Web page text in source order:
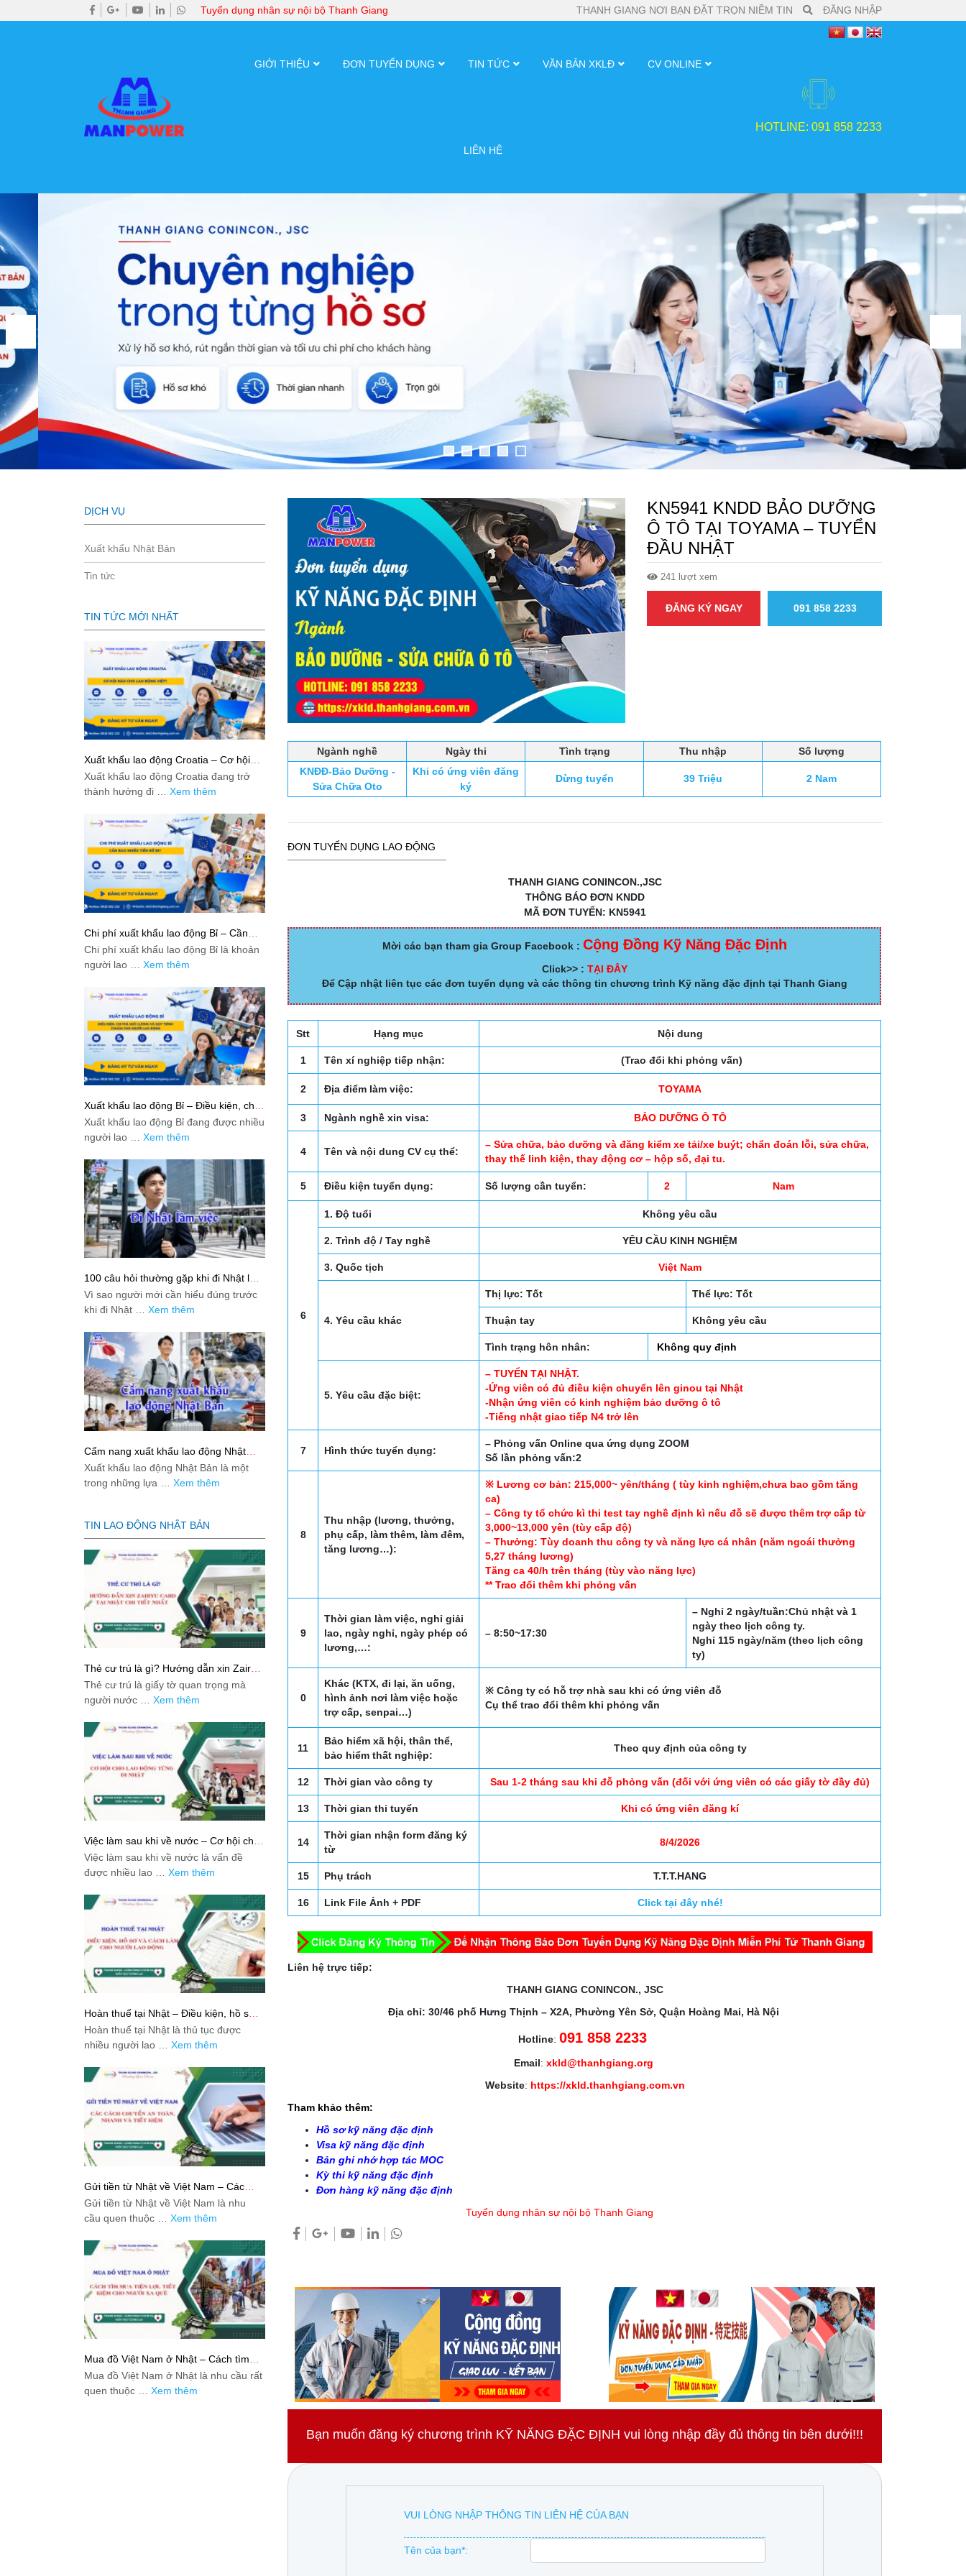
Tuyển dụng nhân sự nội bộ Thanh Giang THANH GIANG NƠI BẠN ĐẶT TRỌN NIỀM TIN ĐĂNG NHẬP
GIỚI THIỆU ĐƠN TUYỂN DỤNG TIN TỨC VĂN BẢN XKLĐ CV ONLINE
LIÊN HỆ
HOTLINE: 091 858 2233
KN5941 KNDD BẢO DƯỠNG
Ô TÔ TẠI TOYAMA – TUYỂN
ĐẦU NHẬT
241 lượt xem
ĐĂNG KÝ NGAY 091 858 2233
Ngành nghề Ngày thi Tình trạng Thu nhập
Số lượng
KNĐĐ-Bảo Dưỡng -
Sửa Chữa Oto
Khi có ứng viên đăng
ký
Dừng tuyển 39 Triệu 2 Nam
ĐƠN TUYỂN DỤNG LAO ĐỘNG
THANH GIANG CONINCON.,JSC
THÔNG BÁO ĐƠN KNDD
MÃ ĐƠN TUYỂN: KN5941
Mời các bạn tham gia Group Facebook : Cộng Đồng Kỹ Năng Đặc Định
Click>> : TẠI ĐÂY
Để Cập nhật liên tục các đơn tuyển dụng và các thông tin chương trình Kỹ năng đặc định tại Thanh Giang
Stt Hạng mục Nội dung
1 Tên xí nghiệp tiếp nhận: (Trao đổi khi phỏng vấn)
2 Địa điểm làm việc: TOYAMA
3 Ngành nghề xin visa: BẢO DƯỠNG Ô TÔ
4 Tên và nội dung CV cụ thể:
– Sửa chữa, bảo dưỡng và đăng kiểm xe tải/xe buýt; chẩn đoán lỗi, sửa chữa,
thay thế linh kiện, thay động cơ – hộp số, đại tu.
5 Điều kiện tuyển dụng: Số lượng cần tuyển: 2 Nam
6
1. Độ tuổi Không yêu cầu
2. Trình độ / Tay nghề YÊU CẦU KINH NGHIỆM
3. Quốc tịch Việt Nam
4. Yêu cầu khác
Thị lực: Tốt Thể lực: Tốt
Thuận tay Không yêu cầu
Tình trạng hôn nhân: Không quy định
5. Yêu cầu đặc biệt:
– TUYỂN TẠI NHẬT.
-Ứng viên có đủ điều kiện chuyển lên ginou tại Nhật
-Nhận ứng viên có kinh nghiệm bảo dưỡng ô tô
-Tiếng nhật giao tiếp N4 trở lên
7 Hình thức tuyển dụng:
– Phỏng vấn Online qua ứng dụng ZOOM
Số lần phỏng vấn:2
8
Thu nhập (lương, thưởng,
phụ cấp, làm thêm, làm đêm,
tăng lương…):
※ Lương cơ bản: 215,000~ yên/tháng ( tùy kinh nghiệm,chưa bao gồm tăng
ca)
– Công ty tổ chức kì thi test tay nghề định kì nếu đỗ sẽ được thêm trợ cấp từ
3,000~13,000 yên (tùy cấp độ)
– Thưởng: Tùy doanh thu công ty và năng lực cá nhân (năm ngoái thưởng
5,27 tháng lương)
Tăng ca 40/h trên tháng (tùy vào năng lực)
** Trao đổi thêm khi phỏng vấn
9
Thời gian làm việc, nghỉ giải
lao, ngày nghỉ, ngày phép có
lương,…:
– 8:50~17:30
– Nghỉ 2 ngày/tuần:Chủ nhật và 1
ngày theo lịch công ty.
Nghỉ 115 ngày/năm (theo lịch công
ty)
0
Khác (KTX, đi lại, ăn uống,
hình ảnh nơi làm việc hoặc
trợ cấp, senpai…)
※ Công ty có hỗ trợ nhà sau khi có ứng viên đỗ
Cụ thể trao đổi thêm khi phỏng vấn
11
Bảo hiểm xã hội, thân thể,
bảo hiểm thất nghiệp:
Theo quy định của công ty
12 Thời gian vào công ty Sau 1-2 tháng sau khi đỗ phỏng vấn (đối với ứng viên có các giấy tờ đầy đủ)
13 Thời gian thi tuyển Khi có ứng viên đăng kí
14
Thời gian nhận form đăng ký
từ
8/4/2026
15 Phụ trách T.T.T.HANG
16 Link File Ảnh + PDF Click tại đây nhé!
Liên hệ trực tiếp:
THANH GIANG CONINCON., JSC
Địa chỉ: 30/46 phố Hưng Thịnh – X2A, Phường Yên Sở, Quận Hoàng Mai, Hà Nội
Hotline:091 858 2233
Email: xkld@thanhgiang.org
Website: https://xkld.thanhgiang.com.vn
Tham khảo thêm:
Hồ sơ kỹ năng đặc định
Visa kỹ năng đặc định
Bản ghi nhớ hợp tác MOC
Kỳ thi kỹ năng đặc định
Đơn hàng kỹ năng đặc định
Tuyển dụng nhân sự nội bộ Thanh Giang
Bạn muốn đăng ký chương trình KỸ NĂNG ĐẶC ĐỊNH vui lòng nhập đầy đủ thông tin bên dưới!!!
VUI LÒNG NHẬP THÔNG TIN LIÊN HỆ CỦA BẠN
Tên của bạn*:
DỊCH VỤ
Xuất khẩu Nhật Bản
Tin tức
TIN TỨC MỚI NHẤT
Xuất khẩu lao động Croatia – Cơ hội
nào cho lao động Việt?
Xuất khẩu lao động Croatia đang trở
thành hướng đi … Xem thêm
Chi phí xuất khẩu lao động Bỉ – Cần
bao nhiêu tiền để đi?
Chi phí xuất khẩu lao động Bỉ là khoản
người lao … Xem thêm
Xuất khẩu lao động Bỉ – Điều kiện, chi
phí, mức lương và quy trình chuẩn cho
người lao động
Xuất khẩu lao động Bỉ đang được nhiều
người lao … Xem thêm
100 câu hỏi thường gặp khi đi Nhật làm
việc: Giải đáp thật dễ hiểu cho người
mới bắt đầu
Vì sao người mới cần hiểu đúng trước
khi đi Nhật … Xem thêm
Cẩm nang xuất khẩu lao động Nhật
Bản từ A-Z
Xuất khẩu lao động Nhật Bản là một
trong những lựa … Xem thêm
TIN LAO ĐỘNG NHẬT BẢN
Thẻ cư trú là gì? Hướng dẫn xin Zairyu
Card tại Nhật chi tiết nhất
Thẻ cư trú là giấy tờ quan trọng mà
người nước … Xem thêm
Việc làm sau khi về nước – Cơ hội cho
lao động từng đi Nhật
Việc làm sau khi về nước là vấn đề
được nhiều lao … Xem thêm
Hoàn thuế tại Nhật – Điều kiện, hồ sơ
và cách làm cho người lao động
Hoàn thuế tại Nhật là thủ tục được
nhiều người lao … Xem thêm
Gửi tiền từ Nhật về Việt Nam – Các
cách chuyển an toàn, nhanh và tiết
kiệm
Gửi tiền từ Nhật về Việt Nam là nhu
cầu quen thuộc … Xem thêm
Mua đồ Việt Nam ở Nhật – Cách tìm
mua tiện lợi, tiết kiệm cho người xa quê
Mua đồ Việt Nam ở Nhật là nhu cầu rất
quen thuộc … Xem thêm